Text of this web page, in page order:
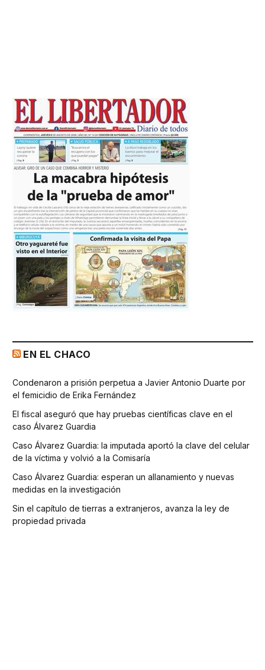
EN EL CHACO
Condenaron a prisión perpetua a Javier Antonio Duarte por
el femicidio de Erika Fernández
El fiscal aseguró que hay pruebas científicas clave en el
caso Álvarez Guardia
Caso Álvarez Guardia: la imputada aportó la clave del celular
de la víctima y volvió a la Comisaría
Caso Álvarez Guardia: esperan un allanamiento y nuevas
medidas en la investigación
Sin el capítulo de tierras a extranjeros, avanza la ley de
propiedad privada